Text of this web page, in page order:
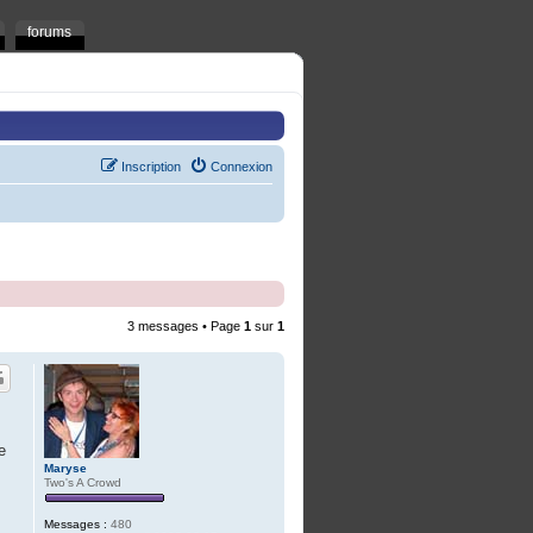
forums
Connexion
Inscription
3 messages • Page 1 sur 1
Maryse
Two's A Crowd
Messages : 480